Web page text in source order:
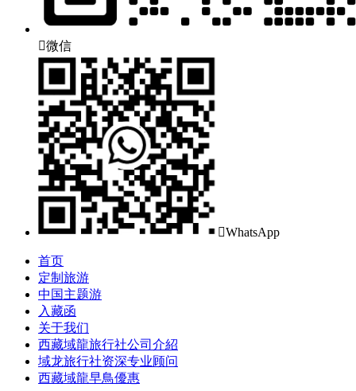
微信
WhatsApp
首页
定制旅游
中国主题游
入藏函
关于我们
西藏域龍旅行社公司介紹
域龙旅行社资深专业顾问
西藏域龍早鳥優惠